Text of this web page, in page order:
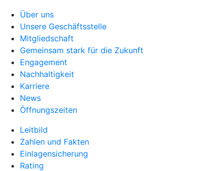
Über uns
Unsere Geschäftsstelle
Mitgliedschaft
Gemeinsam stark für die Zukunft
Engagement
Nachhaltigkeit
Karriere
News
Öffnungszeiten
Leitbild
Zahlen und Fakten
Einlagensicherung
Rating